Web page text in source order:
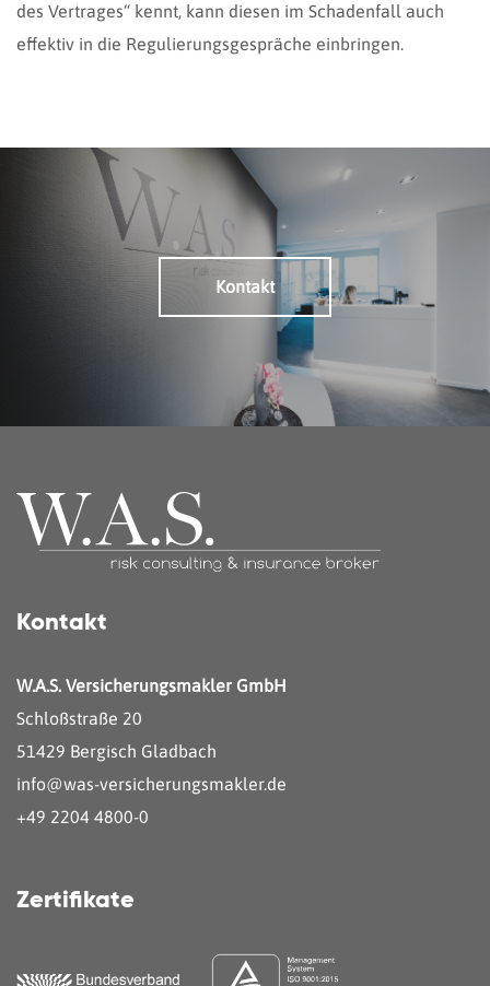
des Vertrages“ kennt, kann diesen im Schadenfall auch
effektiv in die Regulierungsgespräche einbringen.
Kontakt
Kontakt
W.A.S. Versicherungsmakler GmbH
Schloßstraße 20
51429 Bergisch Gladbach
info@was-versicherungsmakler.de
+49 2204 4800-0
Zertifikate